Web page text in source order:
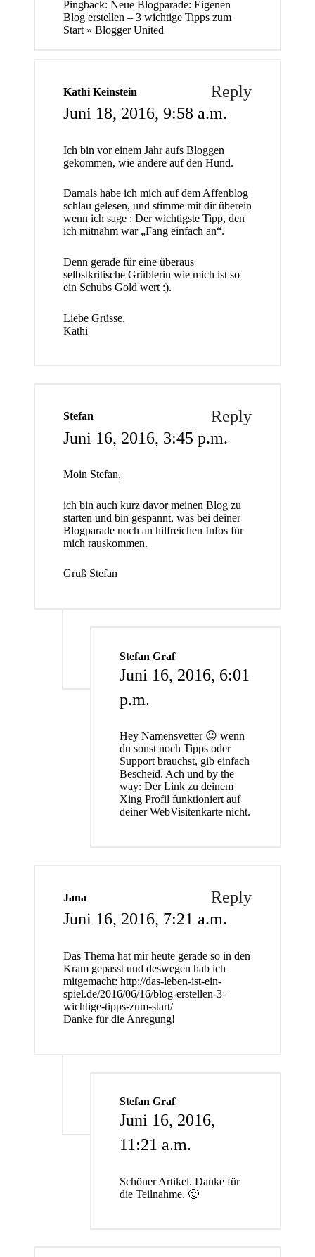
Pingback: Neue Blogparade: Eigenen
Blog erstellen – 3 wichtige Tipps zum
Start » Blogger United
Kathi Keinstein
Reply
Juni 18, 2016, 9:58 a.m.
Ich bin vor einem Jahr aufs Bloggen
gekommen, wie andere auf den Hund.
Damals habe ich mich auf dem Affenblog
schlau gelesen, und stimme mit dir überein
wenn ich sage : Der wichtigste Tipp, den
ich mitnahm war „Fang einfach an“.
Denn gerade für eine überaus
selbstkritische Grüblerin wie mich ist so
ein Schubs Gold wert :).
Liebe Grüsse,
Kathi
Stefan
Reply
Juni 16, 2016, 3:45 p.m.
Moin Stefan,
ich bin auch kurz davor meinen Blog zu
starten und bin gespannt, was bei deiner
Blogparade noch an hilfreichen Infos für
mich rauskommen.
Gruß Stefan
Stefan Graf
Juni 16, 2016, 6:01
p.m.
Hey Namensvetter 😉 wenn
du sonst noch Tipps oder
Support brauchst, gib einfach
Bescheid. Ach und by the
way: Der Link zu deinem
Xing Profil funktioniert auf
deiner WebVisitenkarte nicht.
Jana
Reply
Juni 16, 2016, 7:21 a.m.
Das Thema hat mir heute gerade so in den
Kram gepasst und deswegen hab ich
mitgemacht: http://das-leben-ist-ein-
spiel.de/2016/06/16/blog-erstellen-3-
wichtige-tipps-zum-start/
Danke für die Anregung!
Stefan Graf
Juni 16, 2016,
11:21 a.m.
Schöner Artikel. Danke für
die Teilnahme. 🙂